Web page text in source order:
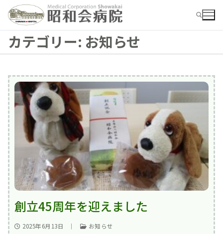
検索:
お知らせ
病院ご紹介
病院ご紹介top
概要・沿革
フロア案内
外来
外来top
内科
入院
入院top
地域連携室
カテゴリー: お知らせ
創立45周年を迎えました
2025年6月13日 ｜ お知らせ